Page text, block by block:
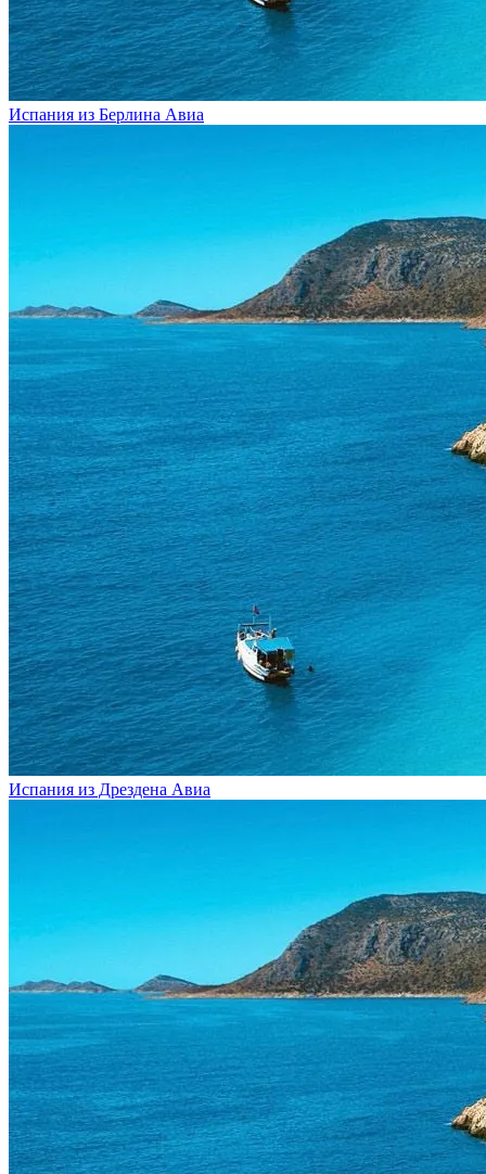
Испания из Берлина Авиа
Испания из Дрездена Авиа